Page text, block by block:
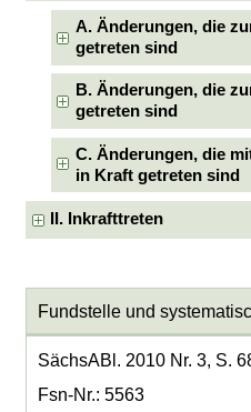
A. Änderungen, die
getreten sind
B. Änderungen, die
getreten sind
C. Änderungen, die
in Kraft getreten sind
II. Inkrafttreten
Fundstelle und
SächsABl. 2010 Nr. 3, S.
Fsn-Nr.: 5563